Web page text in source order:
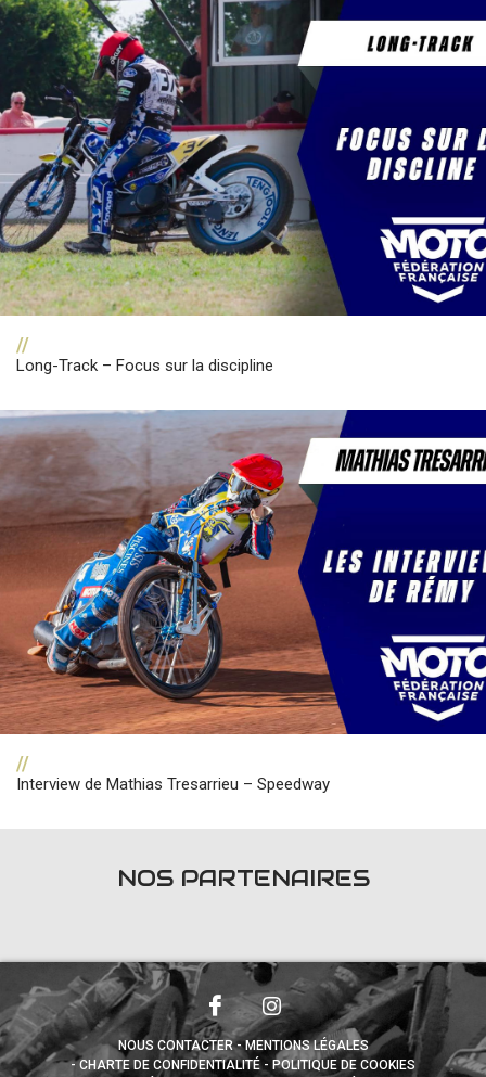
//
Long-Track – Focus sur la discipline
//
Interview de Mathias Tresarrieu – Speedway
NOS PARTENAIRES
NOUS CONTACTER
MENTIONS LÉGALES
CHARTE DE CONFIDENTIALITÉ
POLITIQUE DE COOKIES